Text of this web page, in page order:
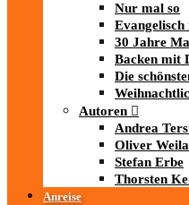
Nur mal so
30 Jahre
Backen mit
Die
Autoren
Andrea
Oliver
Stefan Erbe
Thorsten
Anreise